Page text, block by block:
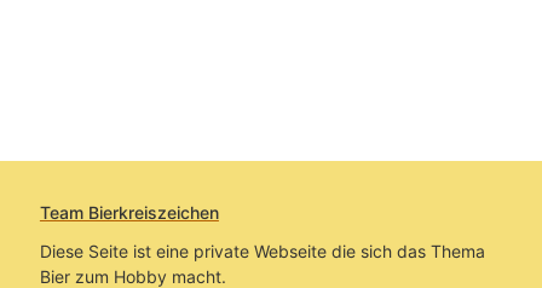
Team Bierkreiszeichen
Diese Seite ist eine private Webseite die sich das Thema
Bier zum Hobby macht.